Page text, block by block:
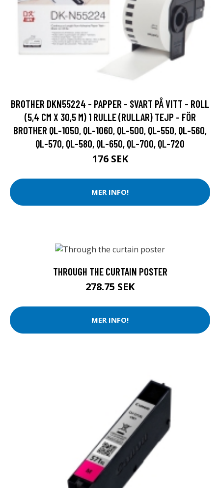
BROTHER DKN55224 - PAPPER - SVART PÅ VITT - ROLL
(5,4 CM X 30,5 M) 1 RULLE (RULLAR) TEJP - FÖR
BROTHER QL-1050, QL-1060, QL-500, QL-550, QL-560,
QL-570, QL-580, QL-650, QL-700, QL-720
176 SEK
MER INFO!
THROUGH THE CURTAIN POSTER
278.75 SEK
MER INFO!